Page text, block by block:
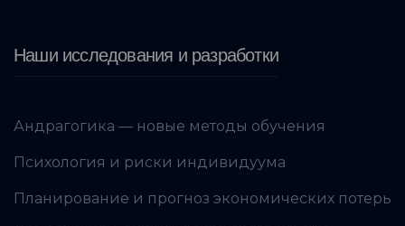
Наши исследования и разработки
Андрагогика — новые методы обучения
Психология и риски индивидуума
Планирование и прогноз экономических потерь